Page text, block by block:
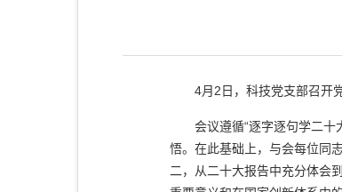
4月 2 日，科技党支部召开
会议遵循“逐字逐句学二
悟。在此基础上，与会每位同
二，从二十大报告中充分体会